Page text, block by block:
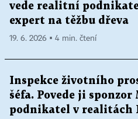
vede realitní
expert na těžbu dřeva
19. 6. 2026 ▪ 4 min. čtení
Inspekce životního
šéfa. Povede ji
podnikatel v realitách